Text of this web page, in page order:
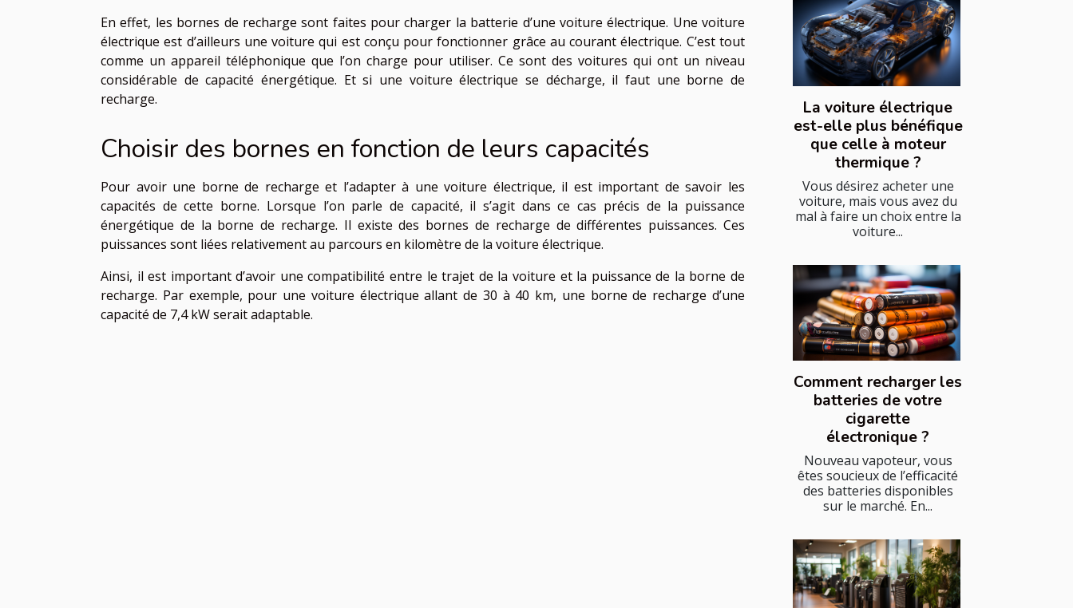
En effet, les bornes de recharge sont faites pour charger la batterie d’une voiture électrique. Une voiture
électrique est d’ailleurs une voiture qui est conçu pour fonctionner grâce au courant électrique. C’est tout
comme un appareil téléphonique que l’on charge pour utiliser. Ce sont des voitures qui ont un niveau
considérable de capacité énergétique. Et si une voiture électrique se décharge, il faut une borne de
recharge.
Choisir des bornes en fonction de leurs capacités
Pour avoir une borne de recharge et l’adapter à une voiture électrique, il est important de savoir les
capacités de cette borne. Lorsque l’on parle de capacité, il s’agit dans ce cas précis de la puissance
énergétique de la borne de recharge. Il existe des bornes de recharge de différentes puissances. Ces
puissances sont liées relativement au parcours en kilomètre de la voiture électrique.
Ainsi, il est important d’avoir une compatibilité entre le trajet de la voiture et la puissance de la borne de
recharge. Par exemple, pour une voiture électrique allant de 30 à 40 km, une borne de recharge d’une
capacité de 7,4 kW serait adaptable.
La voiture électrique
est-elle plus bénéfique
que celle à moteur
thermique ?
Vous désirez acheter une
voiture, mais vous avez du
mal à faire un choix entre la
voiture...
Comment recharger les
batteries de votre
cigarette
électronique ?
Nouveau vapoteur, vous
êtes soucieux de l’efficacité
des batteries disponibles
sur le marché. En...